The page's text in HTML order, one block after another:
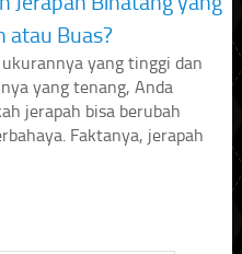
atau Buas?
yang tinggi dan
yang tenang, Anda
jerapah bisa berubah
Faktanya, jerapah